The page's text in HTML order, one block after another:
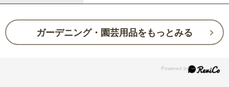
ガーデニング・園芸用品をもっとみる